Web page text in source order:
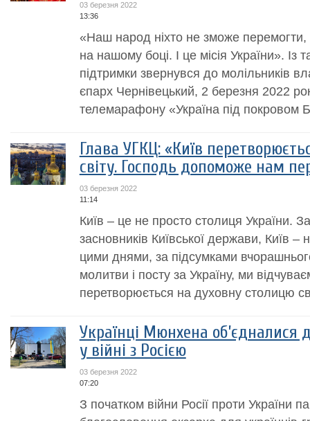
03 березня 2022
13:36
«Наш народ ніхто не зможе
на нашому боці. І це місія України».
підтримки звернувся до молільників
єпарх Чернівецький, 2 березня 2022
телемарафону «Україна під покровом
Глава УГКЦ: «Київ
світу. Господь допоможе нам
03 березня 2022
11:14
Київ – це не просто столиця України.
засновників Київської держави, Київ
цими днями, за підсумками
молитви і посту за Україну, ми
перетворюється на духовну столицю
Українці Мюнхена об’єдналися
у війні з Росією
03 березня 2022
07:20
З початком війни Росії проти України